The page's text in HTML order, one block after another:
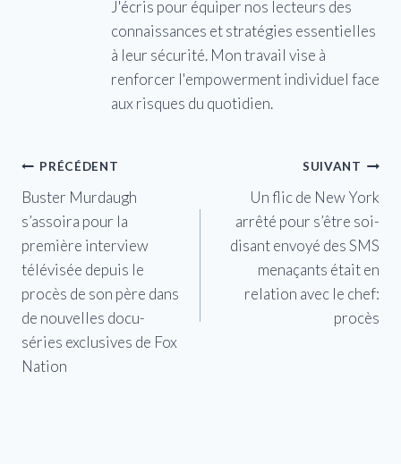
J'écris pour équiper nos lecteurs des
connaissances et stratégies essentielles
à leur sécurité. Mon travail vise à
renforcer l'empowerment individuel face
aux risques du quotidien.
Navigation
de
l’article
PRÉCÉDENT
Buster Murdaugh
s’assoira pour la
première interview
télévisée depuis le
procès de son père dans
de nouvelles docu-
séries exclusives de Fox
Nation
SUIVANT
Un flic de New York
arrêté pour s’être soi-
disant envoyé des SMS
menaçants était en
relation avec le chef:
procès